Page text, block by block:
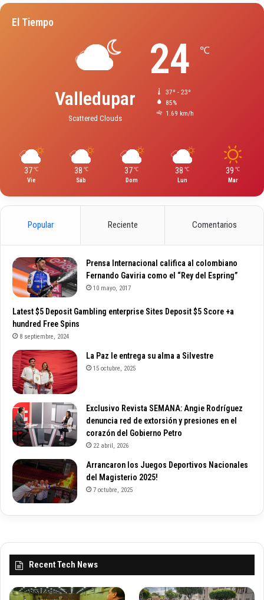
El Tiempo
Valledupar
Scattered Clouds
24 ℃
37º - 23º
85%
1.69 km/h
37 ℃
Vie
38 ℃
Sáb
37 ℃
Dom
38 ℃
Lun
39 ℃
Mar
Popular Reciente Comentarios
Prensa Internacional califica al colombiano
Fernando Gaviria como el “Rey del Espring”
10 mayo, 2017
Latest $5 Deposit Gambling enterprise Sites Deposit $5 Score +a
hundred Free Spins
8 septiembre, 2024
La Paz le entrega su alma a Silvestre
15 octubre, 2025
Exclusivo Revista SEMANA: Angie Rodríguez
denuncia red de extorsión y presiones en el
corazón del Gobierno Petro
22 abril, 2026
Arrancaron los Juegos Deportivos Nacionales
del Magisterio 2025!
7 octubre, 2025
Recent Tech News